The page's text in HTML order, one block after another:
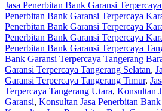
Jasa Penerbitan Bank Garansi
Penerbitan Bank Garansi Terpercaya
Penerbitan Bank Garansi Terpercaya
Penerbitan Bank Garansi Terpercaya
Penerbitan Bank Garansi Terpercaya
Bank Garansi Terpercaya Tangerang
Garansi Terpercaya Tangerang Selatan,
Garansi Terpercaya Tangerang Timur,
Terpercaya Tangerang Utara, Konsultan
Garansi, Konsultan Jasa Penerbitan